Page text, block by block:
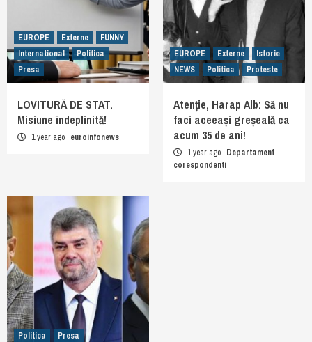
EUROPE Externe
FUNNY
International
Politica
Presa
LOVITURĂ DE STAT.
Misiune îndeplinită!
1 year ago euroinfonews
EUROPE Externe
Istorie
NEWS
Politica Proteste
Atenție, Harap Alb: Să nu
faci aceeași greșeală ca
acum 35 de ani!
1 year ago Departament
corespondenti
Politica Presa